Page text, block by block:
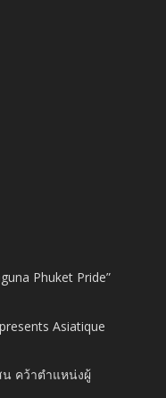
Phuket Pride”
Asiatique
น คว้าตำแหน่งผู้